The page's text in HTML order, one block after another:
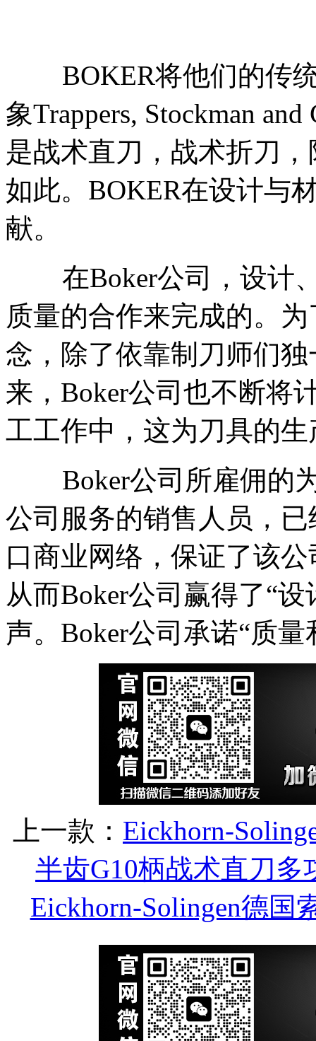
BOKER将他们的传统
象Trappers, Stockman
是战术直刀，战术折刀
如此。BOKER在设计与
献。
在Boker公司，设计、
质量的合作来完成的。
念，除了依靠制刀师们
来，Boker公司也不断将
工工作中，这为刀具的
Boker公司所雇佣的为
公司服务的销售人员，
口商业网络，保证了该
从而Boker公司赢得了“
声。Boker公司承诺“质
上一款： Eickhorn-
半齿G10柄战术直刀多
Eickhorn-Solingen德国